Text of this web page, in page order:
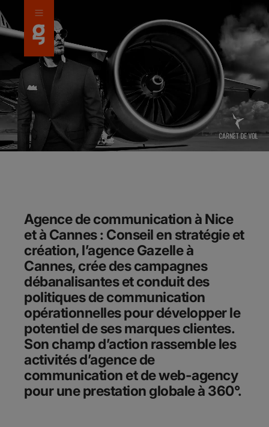
Agence de communication à Nice
et à Cannes: Conseil en stratégie et
création, l’agence Gazelle à
Cannes, crée des campagnes
débanalisantes et conduit des
politiques de communication
opérationnelles pour développer le
potentiel de ses marques clientes.
Son champ d’action rassemble les
activités d’agence de
communication et de web-agency
pour une prestation globale à 360°.